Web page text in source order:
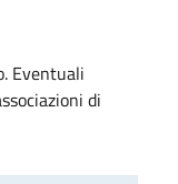
Eventuali
di